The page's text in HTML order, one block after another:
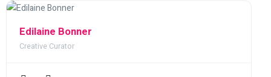
Edilaine Bonner
Creative Curator